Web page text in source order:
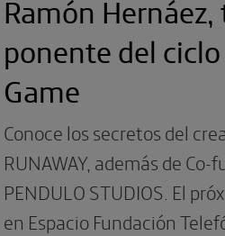
Ramón
ponente del
Game
Conoce los secretos del
RUNAWAY, además de Co-
PENDULO STUDIOS. El
en Espacio Fundación